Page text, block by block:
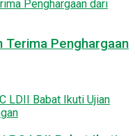
Terima Penghargaan